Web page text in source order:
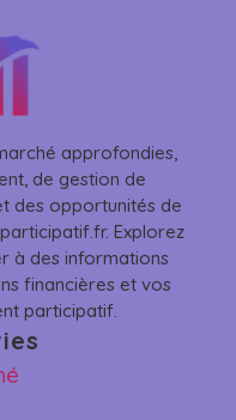
approfondies,
de gestion de
des opportunités de
Explorez
à des informations
financières et vos
participatif.